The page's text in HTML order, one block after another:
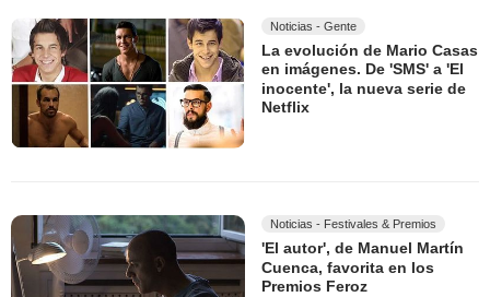
Noticias - Gente
La evolución de Mario Casas
en imágenes. De 'SMS' a 'El
inocente', la nueva serie de
Netflix
Noticias - Festivales & Premios
'El autor', de Manuel Martín
Cuenca, favorita en los
Premios Feroz